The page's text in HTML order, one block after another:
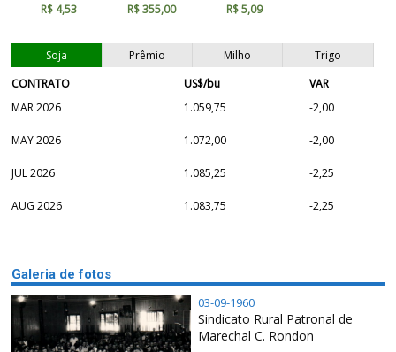
R$ 4,53 R$ 355,00 R$ 5,09
Soja Prêmio Milho
Trigo
CONTRATO
US$/bu
VAR
MAR 2026
1.059,75 -2,00
MAY 2026 1.072,00 -2,00
JUL 2026 1.085,25 -2,25
AUG 2026 1.083,75 -2,25
Galeria de fotos
03-09-1960
Sindicato Rural Patronal de
Marechal C. Rondon